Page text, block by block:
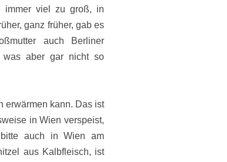
immer viel zu groß, in
ganz früher, gab es
auch Berliner
was aber gar nicht so
erwärmen kann. Das ist
in Wien verspeist,
auch in Wien am
aus Kalbfleisch, ist